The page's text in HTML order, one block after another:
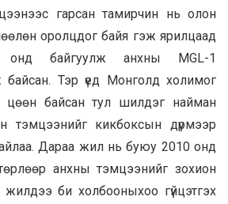
гарсан тамирчин нь олон
оролцдог байя гэж ярилцаад
онд байгуулж анхны MGL-1
байсан. Тэр үед Монголд холимог
цөөн байсан тул шилдэг найман
тэмцээнийг кикбоксын дүрмээр
Дараа жил нь буюу 2010 онд
анхны тэмцээнийг зохион
жилдээ би холбооныхоо гүйцэтгэх